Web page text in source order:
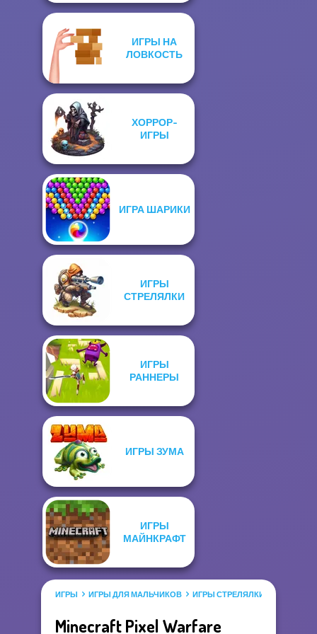
ИГРЫ НА
ЛОВКОСТЬ
ХОРРОР-
ИГРЫ
ИГРА ШАРИКИ
ИГРЫ
СТРЕЛЯЛКИ
ИГРЫ
РАННЕРЫ
ИГРЫ ЗУМА
ИГРЫ
МАЙНКРАФТ
ИГРЫ ИГРЫ ДЛЯ МАЛЬЧИКОВ ИГРЫ СТРЕЛЯЛКИ
Minecraft Pixel Warfare